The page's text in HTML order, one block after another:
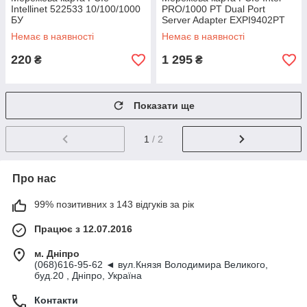
Intellinet 522533 10/100/1000
БУ
Немає в наявності
220 ₴
PRO/1000 PT Dual Port
Server Adapter EXPI9402PT
БВ
Немає в наявності
1 295 ₴
Показати ще
1 / 2
Про нас
99% позитивних з 143 відгуків за рік
Працює з 12.07.2016
м. Дніпро
(068)616-95-62 ◄ вул.Князя Володимира Великого,
буд.20 , Дніпро, Україна
Контакти